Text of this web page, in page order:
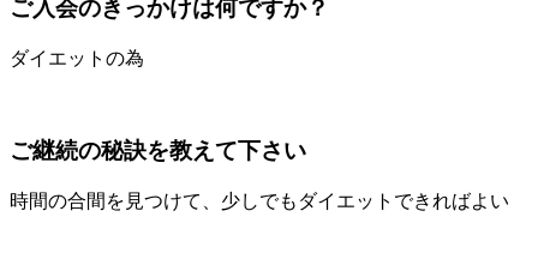
ご入会のきっかけは何ですか？
ダイエットの為
ご継続の秘訣を教えて下さい
時間の合間を見つけて、少しでもダイエットできればよい